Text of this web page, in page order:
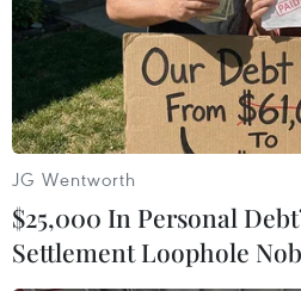
JG Wentworth
$25,000 In Personal
Settlement Loophole